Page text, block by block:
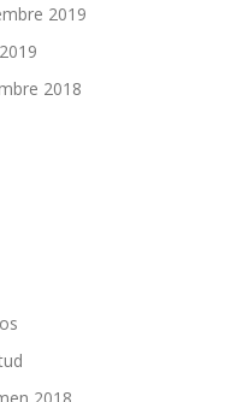
2019
2018